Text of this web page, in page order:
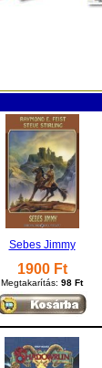
Sebes Jimmy
1900 Ft
Megtakarítás: 98 Ft